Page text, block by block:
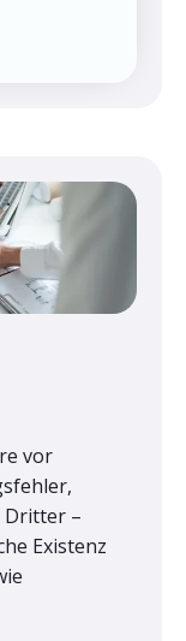
vor
Dritter –
Existenz